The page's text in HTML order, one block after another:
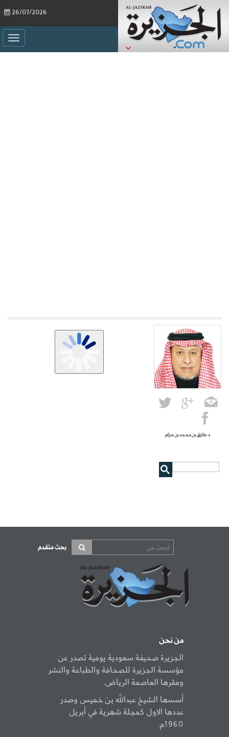
د. طارق بن محمد بن حزام
بحث متقدم
من نحن
الجزيرة صحيفة سعودية يومية تصدر عن
مؤسسة الجزيرة للصحافة والطباعة والنشر
ومقرها العاصمة الرياض.
أسسها الشيخ عبدالله بن خميس وصدر
عددها الاول كمجلة شهرية في أبريل
1960م.